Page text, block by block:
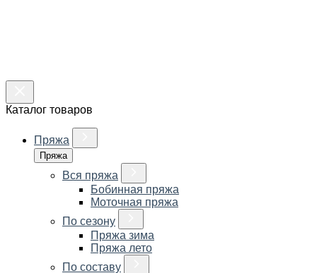
Каталог товаров
Пряжа
Пряжа
Вся пряжа
Бобинная пряжа
Моточная пряжа
По сезону
Пряжа зима
Пряжа лето
По составу